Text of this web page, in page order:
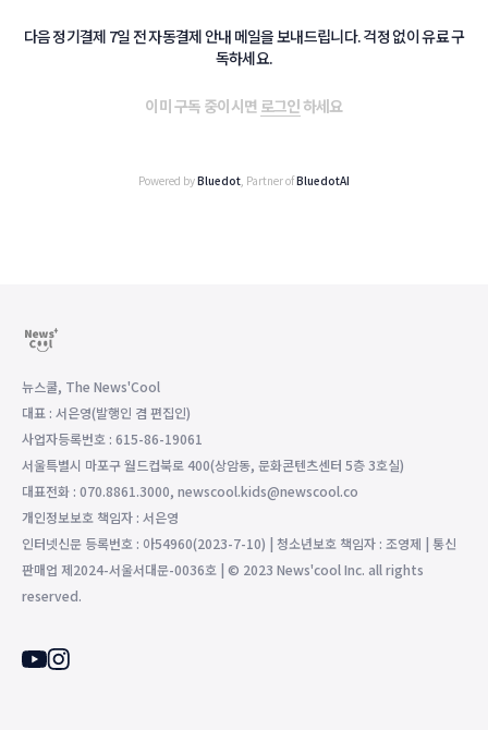
다음 정기결제 7일 전 자동결제 안내 메일을 보내드립니다. 걱정 없이 유료 구
독하세요.
이미 구독 중이시면 로그인하세요
Powered byBluedot, Partner ofBluedotAI
뉴스쿨, The News'Cool
대표 : 서은영(발행인 겸 편집인)
사업자등록번호 : 615-86-19061
서울특별시 마포구 월드컵북로 400(상암동, 문화콘텐츠센터 5층 3호실)
대표전화 : 070.8861.3000, newscool.kids@newscool.co
개인정보보호 책임자 : 서은영
인터넷신문 등록번호 : 아54960(2023-7-10) | 청소년보호 책임자 : 조영제 | 통신
판매업 제2024-서울서대문-0036호 | © 2023 News'cool Inc. all rights
reserved.